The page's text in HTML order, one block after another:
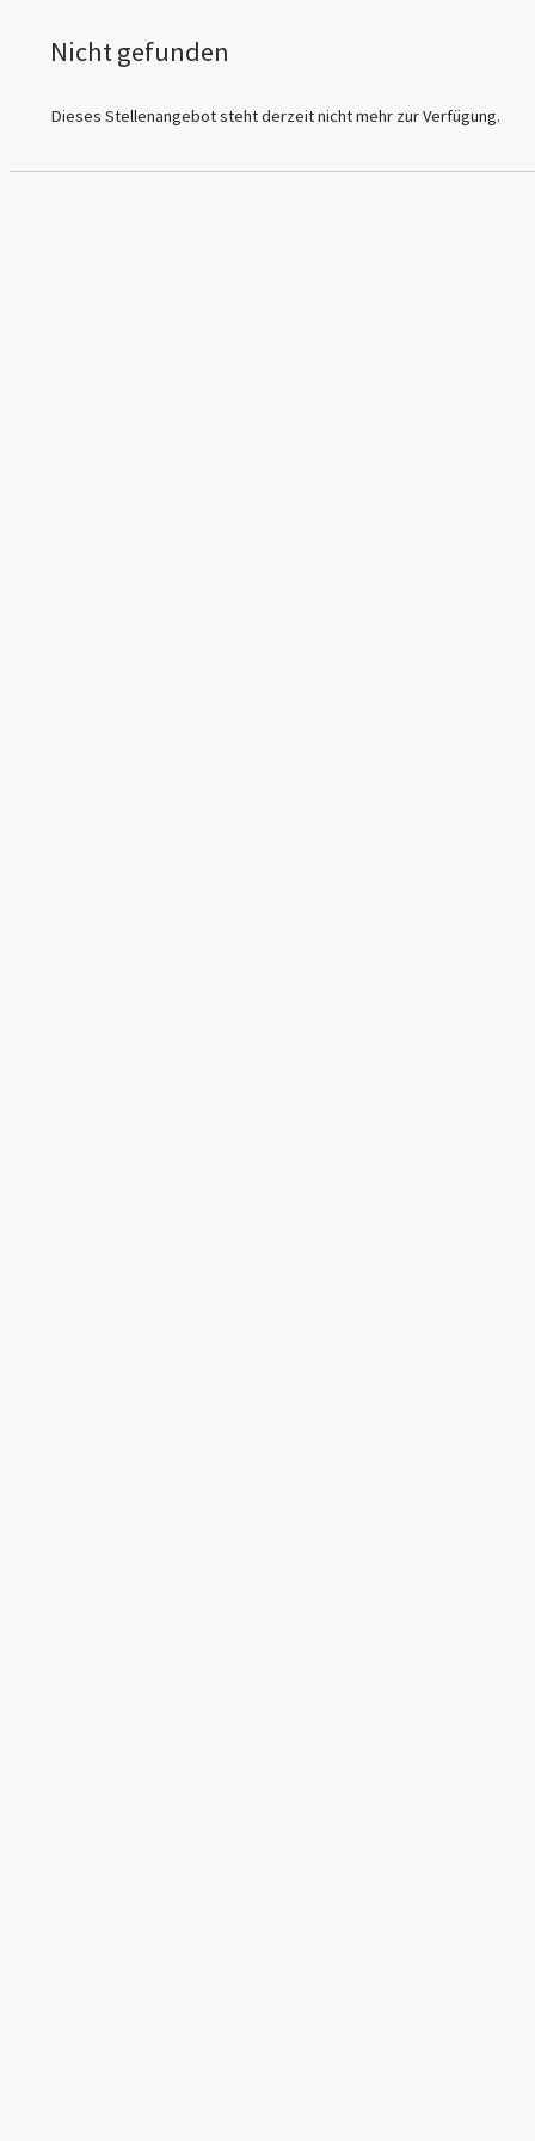
Nicht gefunden
Dieses Stellenangebot steht derzeit nicht mehr zur Verfügung.